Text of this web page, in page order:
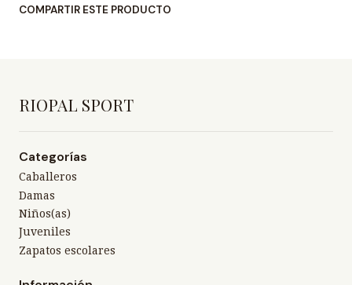
COMPARTIR ESTE PRODUCTO
RIOPAL SPORT
Categorías
Caballeros
Damas
Niños(as)
Juveniles
Zapatos escolares